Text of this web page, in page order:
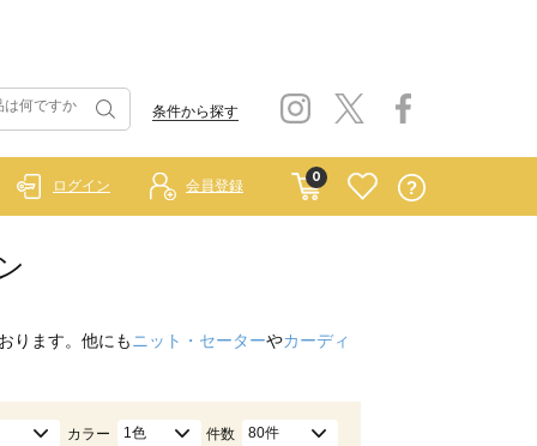
条件から探す
0
ログイン 会員登録
ン
ります。他にも ニット・セーターやカーディ
カラー 1色 件数 80件